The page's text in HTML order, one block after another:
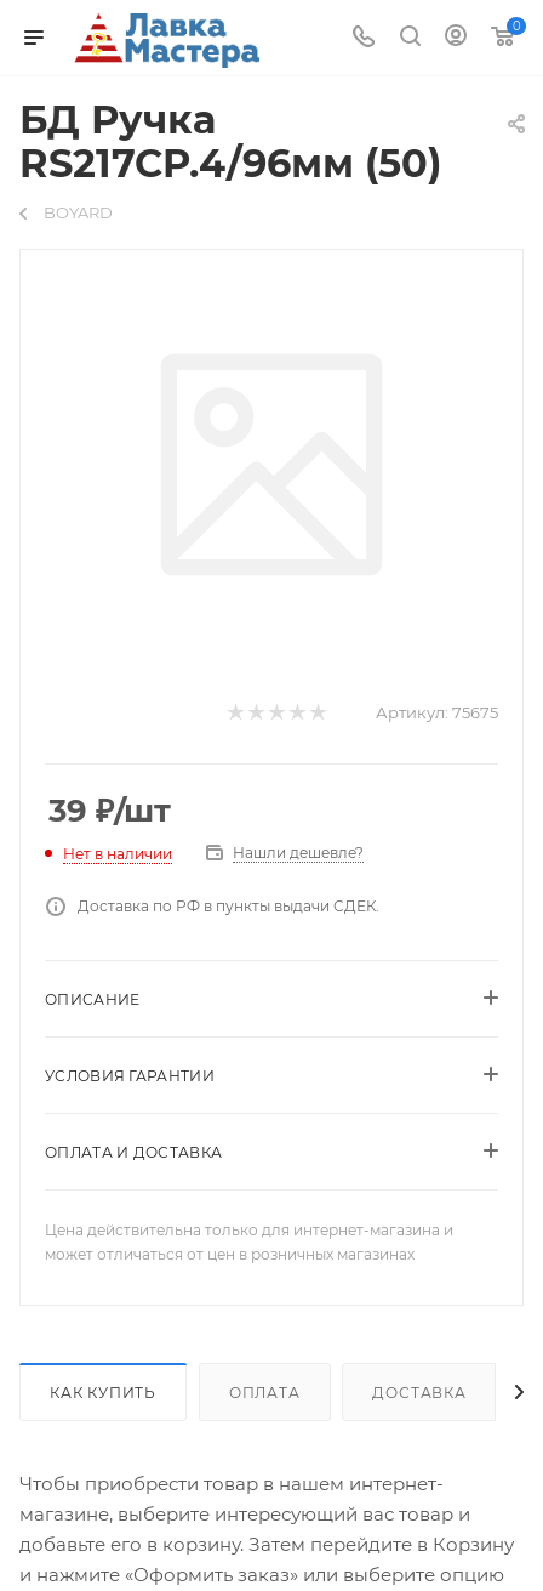
0
БД Ручка
RS217CP.4/96мм (50)
BOYARD
Артикул: 75675
39 ₽/шт
Нет в наличии Нашли дешевле?
Доставка по РФ в пункты выдачи СДЕК.
ОПИСАНИЕ
УСЛОВИЯ ГАРАНТИИ
ОПЛАТА И ДОСТАВКА
Цена действительна только для интернет-магазина и
может отличаться от цен в розничных магазинах
КАК КУПИТЬ ОПЛАТА ДОСТАВКА
Чтобы приобрести товар в нашем интернет-
магазине, выберите интересующий вас товар и
добавьте его в корзину. Затем перейдите в Корзину
и нажмите «Оформить заказ» или выберите опцию